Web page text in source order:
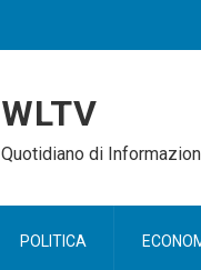
WLTV
Quotidiano di
POLITICA